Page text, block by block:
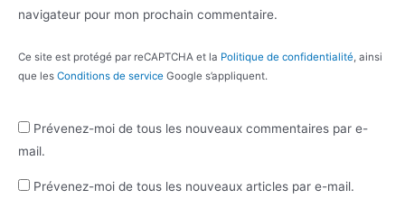
navigateur pour mon prochain commentaire.
Ce site est protégé par reCAPTCHA et la Politique de confidentialité , ainsi
que les Conditions de service Google s’appliquent.
Prévenez-moi de tous les nouveaux commentaires par e-
mail.
Prévenez-moi de tous les nouveaux articles par e-mail.